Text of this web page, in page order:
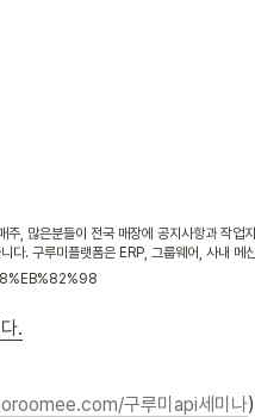
, 많은분들이 전국 매장에 공지사항과 작업지
다. 구루미플랫폼은 ERP, 그룹웨어, 사내 메
스에 집중할 수 있게 됩니다.
.
구루미api세미나